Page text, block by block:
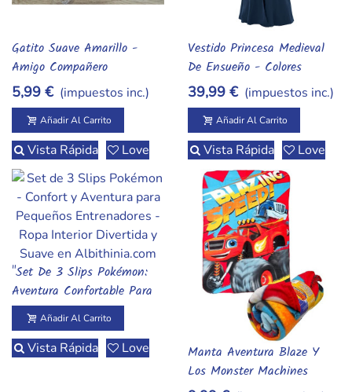
Añadir Al Carrito
Gatito Suave Amarillo -
Amigo Compañero
Sensación Squishy
5,99 € (impuestos inc.)
Añadir Al Carrito
Vista Rápida Love
Añadir Al Carrito
Vestido Princesa Medieval
De Ensueño - Colores
Elegantes Para Pequeñas
Aventureras (S A XL)
39,99 € (impuestos inc.)
Añadir Al Carrito
Vista Rápida Love
Añadir Al Carrito
"Set De 3 Slips Pokémon:
Aventura Confortable Para
Pequeños Entrenadores"
Añadir Al Carrito
Vista Rápida Love
Añadir Al Carrito
Manta Aventura Blaze Y
Los Monster Machines